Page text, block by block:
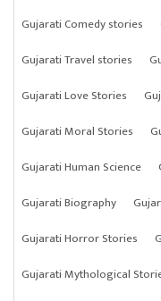
Gujarati Comedy stories
Gujarati Travel stories
Gujarati Love Stories
Gujarati Moral Stories
Gujarati Human Science
Gujarati Biography
Gujarati Horror Stories
Gujarati Mythological